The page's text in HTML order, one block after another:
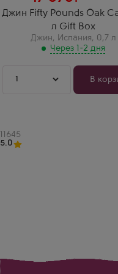
Джин Fifty Pounds Oak
л Gift Box
Джин, Испания, 0,7 л
Через 1-2 дня
1 В
Артикул
11645
5.0